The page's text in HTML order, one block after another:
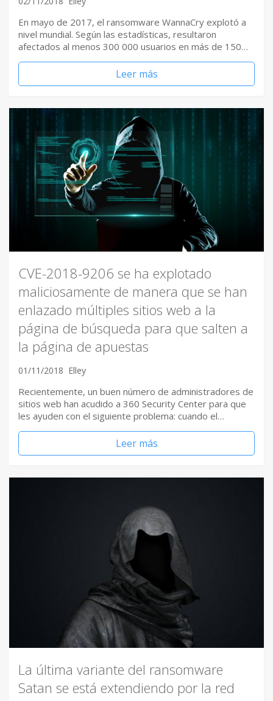
En mayo de 2017, el ransomware WannaCry explotó a
nivel mundial. Según las estadísticas, resultaron
afectados al menos 300 000 usuarios en más de 150…
Leer más
CVE-2018-9206 se ha explotado
maliciosamente de manera que se han
enlazado múltiples sitios web a la
página de búsqueda para que salten a
la página de apuestas
01/11/2018 Elley
Recientemente, un buen número de administradores de
sitios web han acudido a 360 Security Center para que
les ayuden con el siguiente problema: cuando el…
Leer más
La última variante del ransomware
Satan se está extendiendo por la red